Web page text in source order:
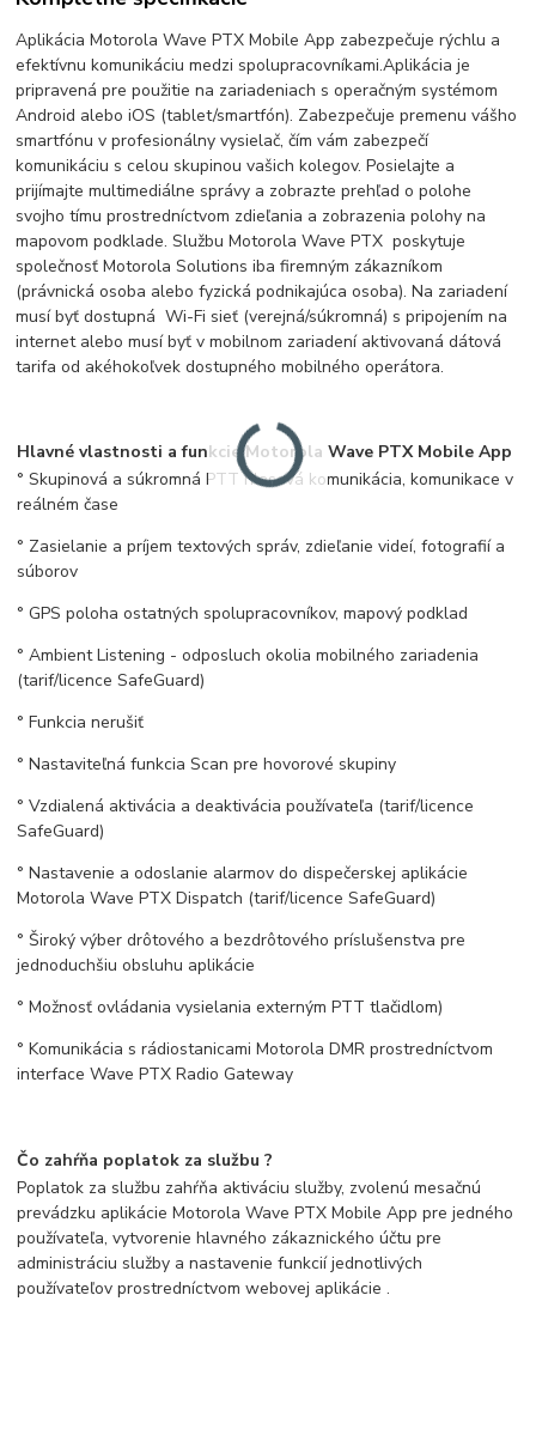
Aplikácia Motorola Wave PTX Mobile App zabezpečuje rýchlu a
efektívnu komunikáciu medzi spolupracovníkami.Aplikácia je
pripravená pre použitie na zariadeniach s operačným systémom
Android alebo iOS (tablet/smartfón). Zabezpečuje premenu vášho
smartfónu v profesionálny vysielač, čím vám zabezpečí
komunikáciu s celou skupinou vašich kolegov. Posielajte a
prijímajte multimediálne správy a zobrazte prehľad o polohe
svojho tímu prostredníctvom zdieľania a zobrazenia polohy na
mapovom podklade. Službu Motorola Wave PTX poskytuje
společnosť Motorola Solutions iba firemným zákazníkom
(právnická osoba alebo fyzická podnikajúca osoba). Na zariadení
musí byť dostupná Wi-Fi sieť (verejná/súkromná) s pripojením na
internet alebo musí byť v mobilnom zariadení aktivovaná dátová
tarifa od akéhokoľvek dostupného mobilného operátora.
Hlavné vlastnosti a funkcie Motorola Wave PTX Mobile App
° Skupinová a súkromná PTT hlasová komunikácia, komunikace v
reálném čase
° Zasielanie a príjem textových správ, zdieľanie videí, fotografií a
súborov
° GPS poloha ostatných spolupracovníkov, mapový podklad
° Ambient Listening - odposluch okolia mobilného zariadenia
(tarif/licence SafeGuard)
° Funkcia nerušiť
° Nastaviteľná funkcia Scan pre hovorové skupiny
° Vzdialená aktivácia a deaktivácia používateľa (tarif/licence
SafeGuard)
° Nastavenie a odoslanie alarmov do dispečerskej aplikácie
Motorola Wave PTX Dispatch (tarif/licence SafeGuard)
° Široký výber drôtového a bezdrôtového príslušenstva pre
jednoduchšiu obsluhu aplikácie
° Možnosť ovládania vysielania externým PTT tlačidlom)
° Komunikácia s rádiostanicami Motorola DMR prostredníctvom
interface Wave PTX Radio Gateway
Čo zahŕňa poplatok za službu ?
Poplatok za službu zahŕňa aktiváciu služby, zvolenú mesačnú
prevádzku aplikácie Motorola Wave PTX Mobile App pre jedného
používateľa, vytvorenie hlavného zákaznického účtu pre
administráciu služby a nastavenie funkcií jednotlivých
používateľov prostredníctvom webovej aplikácie .